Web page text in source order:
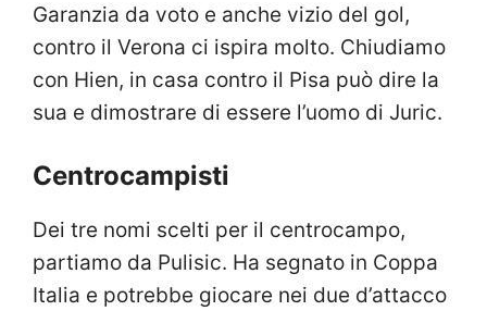
Garanzia da voto e anche vizio del gol,
contro il Verona ci ispira molto. Chiudiamo
con Hien, in casa contro il Pisa può dire la
sua e dimostrare di essere l’uomo di Juric.
Centrocampisti
Dei tre nomi scelti per il centrocampo,
partiamo da Pulisic. Ha segnato in Coppa
Italia e potrebbe giocare nei due d’attacco